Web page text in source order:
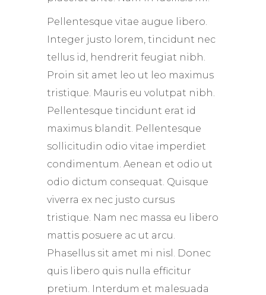
Pellentesque vitae augue libero.
Integer justo lorem, tincidunt nec
tellus id, hendrerit feugiat nibh.
Proin sit amet leo ut leo maximus
tristique. Mauris eu volutpat nibh.
Pellentesque tincidunt erat id
maximus blandit. Pellentesque
sollicitudin odio vitae imperdiet
condimentum. Aenean et odio ut
odio dictum consequat. Quisque
viverra ex nec justo cursus
tristique. Nam nec massa eu libero
mattis posuere ac ut arcu.
Phasellus sit amet mi nisl. Donec
quis libero quis nulla efficitur
pretium. Interdum et malesuada